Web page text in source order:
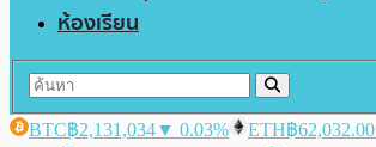
ห้องเรียน
BTC฿2,131,034▼ 0.03% ETH฿62,032.00